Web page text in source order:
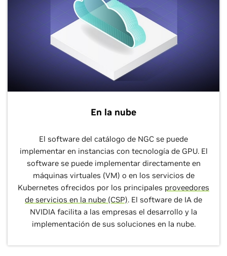
En la nube
El software del catálogo de NGC se puede
implementar en instancias con tecnología de GPU. El
software se puede implementar directamente en
máquinas virtuales (VM) o en los servicios de
Kubernetes ofrecidos por los principales proveedores
de servicios en la nube (CSP). El software de IA de
NVIDIA facilita a las empresas el desarrollo y la
implementación de sus soluciones en la nube.